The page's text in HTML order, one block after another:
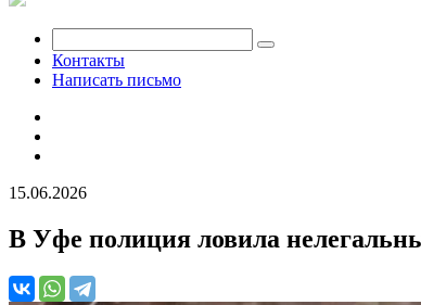
Контакты
Написать письмо
15.06.2026
В Уфе полиция ловила